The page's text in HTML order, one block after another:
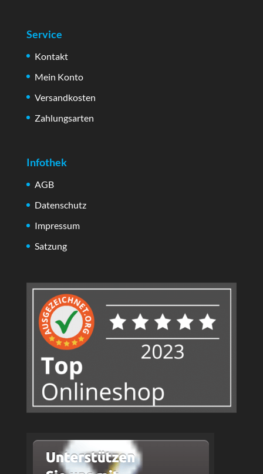
Service
Kontakt
Mein Konto
Versandkosten
Zahlungsarten
Infothek
AGB
Datenschutz
Impressum
Satzung